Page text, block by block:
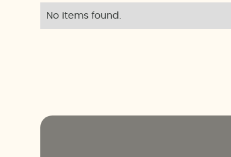
No items found.